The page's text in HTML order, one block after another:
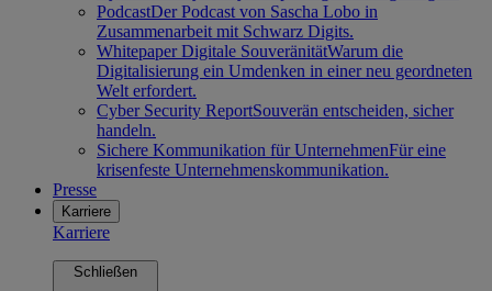
PodcastDer Podcast von Sascha Lobo in
Zusammenarbeit mit Schwarz Digits.
Whitepaper Digitale SouveränitätWarum die
Digitalisierung ein Umdenken in einer neu geordneten
Welt erfordert.
Cyber Security ReportSouverän entscheiden, sicher
handeln.
Sichere Kommunikation für UnternehmenFür eine
krisenfeste Unternehmenskommunikation.
Presse
Karriere
Karriere
Schließen